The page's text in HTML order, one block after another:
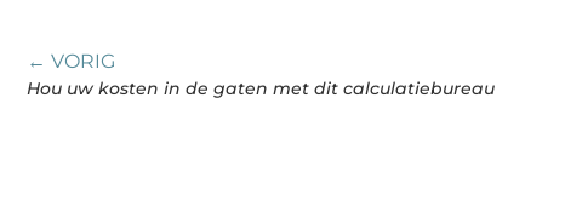
← VORIG
Hou uw kosten in de gaten met dit calculatiebureau